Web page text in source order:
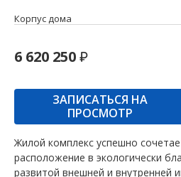
Корпус дома
6 620 250
ЗАПИСАТЬСЯ НА
ПРОСМОТР
Жилой комплекс успешно
расположение в экологически
развитой внешней и внутренней